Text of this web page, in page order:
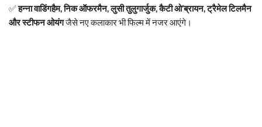
✅हन्ना वाडिंगहैम, निक ऑफरमैन, लुसी तुलुगार्जुक, कैटी ओ’ब्रायन, ट्रैमेल टिलमैन
और स्टीफन ओयंगजैसे नए कलाकार भी फिल्म में नजर आएंगे।